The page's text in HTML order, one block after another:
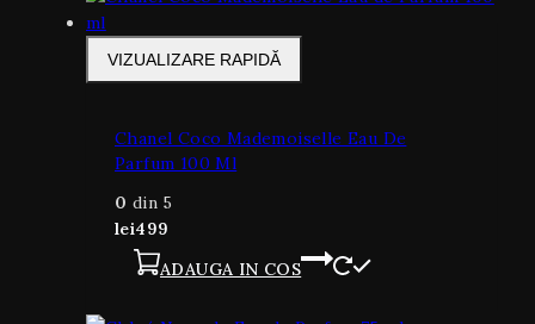
VIZUALIZARE RAPIDĂ
Chanel Coco Mademoiselle Eau De
Parfum 100 Ml
0 din 5
lei499
ADAUGA IN COS